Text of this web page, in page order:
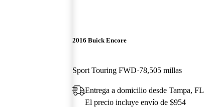
2016 Buick Encore
Sport Touring FWD 78,505 millas
Entrega a domicilio desde Tampa, FL
El precio incluye envío de $954